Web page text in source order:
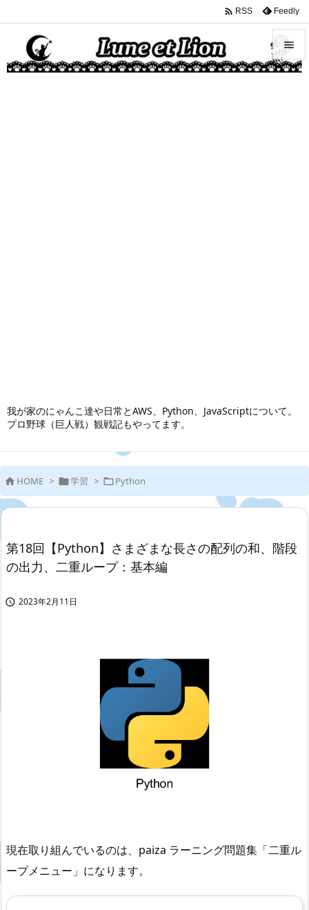
我が家のにゃんこ達や日常とAWS、Python、JavaScriptについて。
プロ野球（巨人戦）観戦記もやってます。


 RSS Feedly
 HOME > 学習 > Python
第18回【Python】さまざまな長さの配列の和、階段
の出力、二重ループ：基本編
 2023年2月11日
現在取り組んでいるのは、paiza ラーニング問題集「二重ル
ープメニュー」になります。